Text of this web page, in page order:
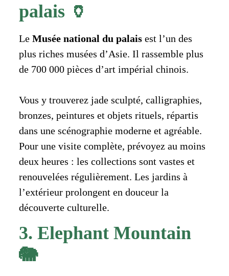
palais 🏺
Le Musée national du palaisest l’un des
plus riches musées d’Asie. Il rassemble plus
de 700 000 pièces d’art impérial chinois.
Vous y trouverez jade sculpté, calligraphies,
bronzes, peintures et objets rituels, répartis
dans une scénographie moderne et agréable.
Pour une visite complète, prévoyez au moins
deux heures : les collections sont vastes et
renouvelées régulièrement. Les jardins à
l’extérieur prolongent en douceur la
découverte culturelle.
3. Elephant Mountain
🐘